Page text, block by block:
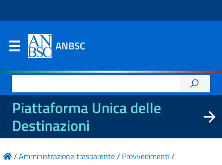
ANBSC
per:
Piattaforma Unica delle
Destinazioni
/Amministrazione trasparente/ Provvedimenti/